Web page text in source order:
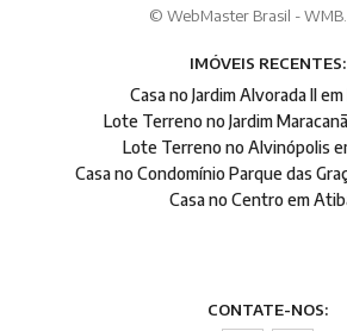
© WebMaster Brasil -
IMÓVEIS RECENTES:
Casa no Jardim Alvorada II
Lote Terreno no Jardim
Lote Terreno no Alvinópolis
Casa no Condomínio Parque das
Casa no Centro em
CONTATE-NOS: